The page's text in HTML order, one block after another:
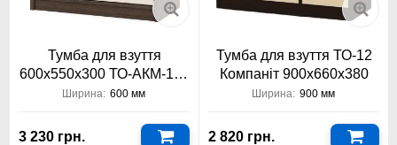
Тумба для взуття
600х550х300 ТО-АКМ-118
Тіса Меблі АКМ
Ширина: 600 мм
3 230 грн.
Тумба для взуття ТО-12
Компаніт 900х660х380
Ширина: 900 мм
2 820 грн.